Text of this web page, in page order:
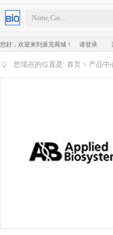
您好，欢迎来到派克商城！ 请登录
您现在的位置是: 首页 > 产品中